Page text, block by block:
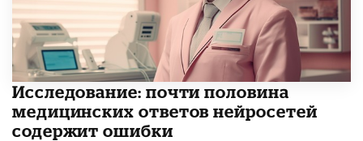
Исследование: почти половина
медицинских ответов нейросетей
содержит ошибки